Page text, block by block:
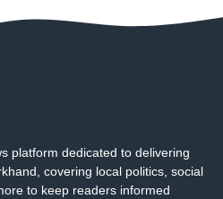
platform dedicated to delivering
covering local politics, social
to keep readers informed